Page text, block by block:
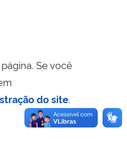
Se você
do site.